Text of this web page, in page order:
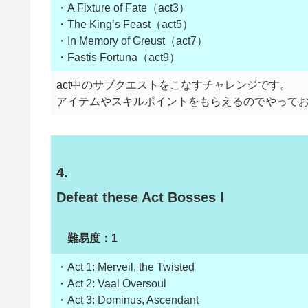
・A Fixture of Fate（act3）
・The King’s Feast（act5）
・In Memory of Greust（act7）
・Fastis Fortuna（act9）
act中のサブクエストをこなすチャレンジです。
アイテムやスキルポイントをもらえるのでやって
4.
Defeat these Act Bosses I
難易度：1
・Act 1: Merveil, the Twisted
・Act 2: Vaal Oversoul
・Act 3: Dominus, Ascendant